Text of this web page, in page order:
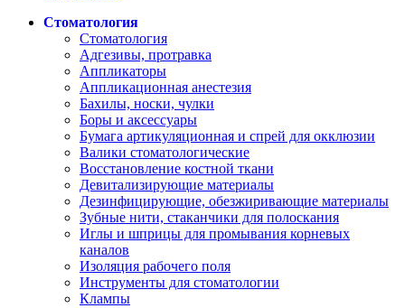
Стоматология
Стоматология
Адгезивы, протравка
Аппликаторы
Аппликационная анестезия
Бахилы, носки, чулки
Боры и аксессуары
Бумага артикуляционная и спрей для окклюзии
Валики стоматологические
Восстановление костной ткани
Девитализирующие материалы
Дезинфицирующие, обезжиривающие материалы
Зубные нити, стаканчики для полоскания
Иглы и шприцы для промывания корневых
каналов
Изоляция рабочего поля
Инструменты для стоматологии
Клампы